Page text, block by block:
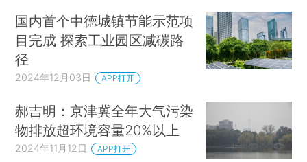
国内首个中德城镇节能示范项
目完成 探索工业园区减碳路
径
2024年12月03日 APP打开
郝吉明：京津冀全年大气污染
物排放超环境容量20%以上
2024年11月12日 APP打开